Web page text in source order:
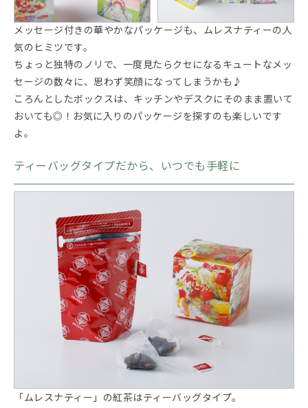
メッセージ付きの華やかなパッケージも、ムレスナティーの人
気のヒミツです。
ちょっと独特のノリで、一度見たらクセになるキュートなメッ
セージの数々に、思わず笑顔になってしまうかも♪
ころんとしたボックスは、キッチンやデスクにそのまま置いて
おいても◎！お気に入りのパッケージを探すのも楽しいです
よ。
ティーバッグタイプだから、いつでも手軽に
「ムレスナティー」の紅茶はティーバッグタイプ。